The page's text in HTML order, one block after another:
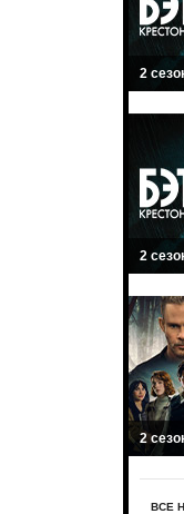
2
2
2
ВСЕ